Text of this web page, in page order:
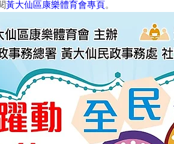
黃大仙區康樂體育會專頁 。